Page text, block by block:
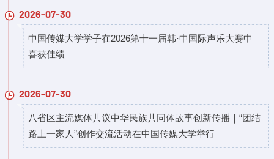
2026-07-30
中国传媒大学学子在2026第十一届韩·中国际声乐大赛中
喜获佳绩
2026-07-30
八省区主流媒体共议中华民族共同体故事创新传播｜“团结
路上一家人”创作交流活动在中国传媒大学举行